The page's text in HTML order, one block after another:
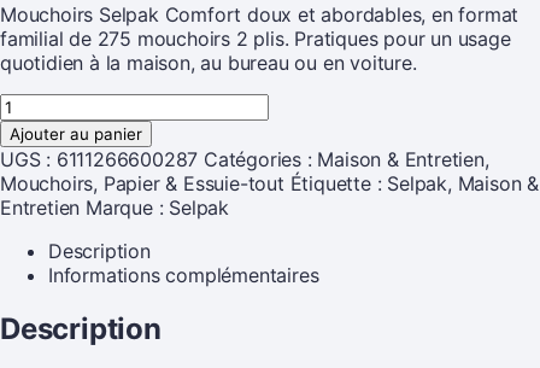
Mouchoirs Selpak Comfort doux et abordables, en format
familial de 275 mouchoirs 2 plis. Pratiques pour un usage
quotidien à la maison, au bureau ou en voiture.
Ajouter au panier
UGS : 6111266600287 Catégories : Maison & Entretien,
Mouchoirs, Papier & Essuie-tout Étiquette : Selpak, Maison &
Entretien Marque : Selpak
Description
Informations complémentaires
Description